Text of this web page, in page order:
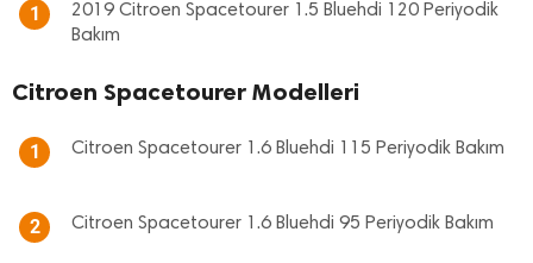
1
2019 Citroen Spacetourer 1.5 Bluehdi 120 Periyodik
Bakım
Citroen Spacetourer Modelleri
1 Citroen Spacetourer 1.6 Bluehdi 115 Periyodik Bakım
2 Citroen Spacetourer 1.6 Bluehdi 95 Periyodik Bakım